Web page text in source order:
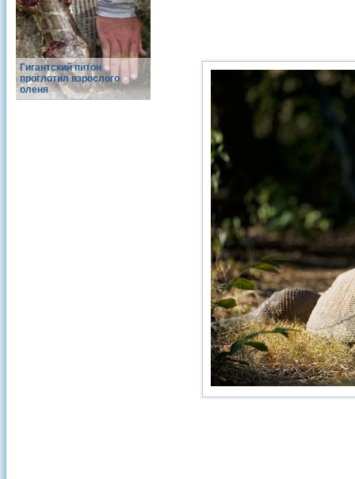
Гигантский питон
проглотил взрослого
оленя